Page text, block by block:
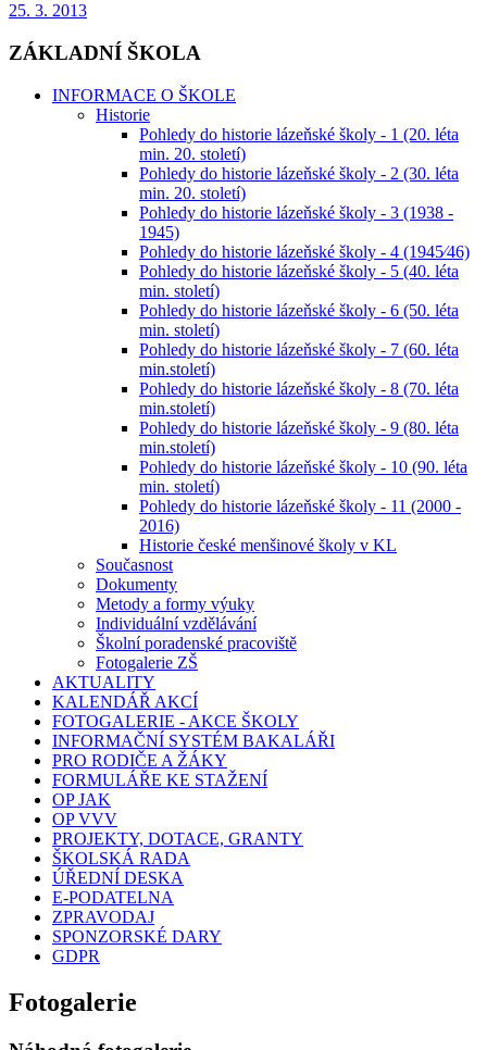
25. 3. 2013
ZÁKLADNÍ ŠKOLA
INFORMACE O ŠKOLE
Historie
Pohledy do historie lázeňské školy - 1 (20. léta
min. 20. století)
Pohledy do historie lázeňské školy - 2 (30. léta
min. 20. století)
Pohledy do historie lázeňské školy - 3 (1938 -
1945)
Pohledy do historie lázeňské školy - 4 (1945⁄46)
Pohledy do historie lázeňské školy - 5 (40. léta
min. století)
Pohledy do historie lázeňské školy - 6 (50. léta
min. století)
Pohledy do historie lázeňské školy - 7 (60. léta
min.století)
Pohledy do historie lázeňské školy - 8 (70. léta
min.století)
Pohledy do historie lázeňské školy - 9 (80. léta
min.století)
Pohledy do historie lázeňské školy - 10 (90. léta
min. století)
Pohledy do historie lázeňské školy - 11 (2000 -
2016)
Historie české menšinové školy v KL
Současnost
Dokumenty
Metody a formy výuky
Individuální vzdělávání
Školní poradenské pracoviště
Fotogalerie ZŠ
AKTUALITY
KALENDÁŘ AKCÍ
FOTOGALERIE - AKCE ŠKOLY
INFORMAČNÍ SYSTÉM BAKALÁŘI
PRO RODIČE A ŽÁKY
FORMULÁŘE KE STAŽENÍ
OP JAK
OP VVV
PROJEKTY, DOTACE, GRANTY
ŠKOLSKÁ RADA
ÚŘEDNÍ DESKA
E-PODATELNA
ZPRAVODAJ
SPONZORSKÉ DARY
GDPR
Fotogalerie